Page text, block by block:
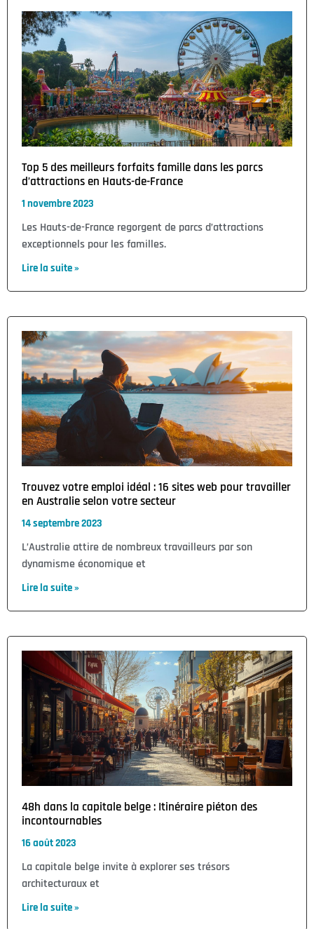
Top 5 des meilleurs forfaits famille dans les parcs
d’attractions en Hauts-de-France
1 novembre 2023
Les Hauts-de-France regorgent de parcs d’attractions
exceptionnels pour les familles.
Lire la suite »
Trouvez votre emploi idéal : 16 sites web pour travailler
en Australie selon votre secteur
14 septembre 2023
L’Australie attire de nombreux travailleurs par son
dynamisme économique et
Lire la suite »
48h dans la capitale belge : Itinéraire piéton des
incontournables
16 août 2023
La capitale belge invite à explorer ses trésors
architecturaux et
Lire la suite »